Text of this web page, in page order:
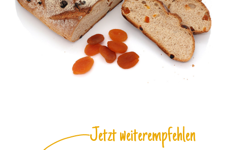
Jetzt weiterempfehlen